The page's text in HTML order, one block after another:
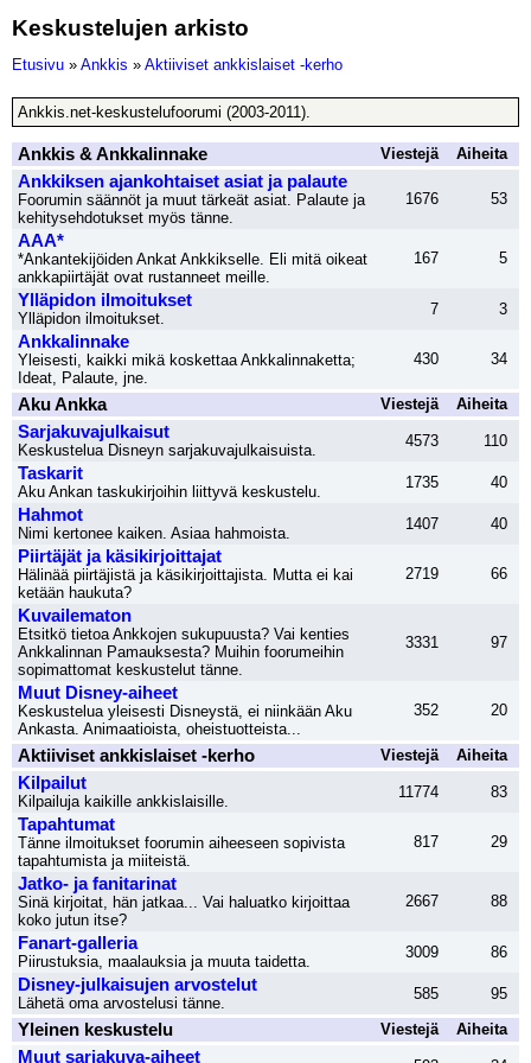
Keskustelujen arkisto
Etusivu » Ankkis » Aktiiviset ankkislaiset -kerho
Ankkis.net-keskustelufoorumi (2003-2011).
Ankkis & Ankkalinnake Viestejä Aiheita
Ankkiksen ajankohtaiset asiat ja palaute
Foorumin säännöt ja muut tärkeät asiat. Palaute ja
kehitysehdotukset myös tänne.
1676 53
AAA*
*Ankantekijöiden Ankat Ankkikselle. Eli mitä oikeat
ankkapiirtäjät ovat rustanneet meille.
167 5
Ylläpidon ilmoitukset
Ylläpidon ilmoitukset.
7 3
Ankkalinnake
Yleisesti, kaikki mikä koskettaa Ankkalinnaketta;
Ideat, Palaute, jne.
430 34
Aku Ankka Viestejä Aiheita
Sarjakuvajulkaisut
Keskustelua Disneyn sarjakuvajulkaisuista.
4573 110
Taskarit
Aku Ankan taskukirjoihin liittyvä keskustelu.
1735 40
Hahmot
Nimi kertonee kaiken. Asiaa hahmoista.
1407 40
Piirtäjät ja käsikirjoittajat
Hälinää piirtäjistä ja käsikirjoittajista. Mutta ei kai
ketään haukuta?
2719 66
Kuvailematon
Etsitkö tietoa Ankkojen sukupuusta? Vai kenties
Ankkalinnan Pamauksesta? Muihin foorumeihin
sopimattomat keskustelut tänne.
3331 97
Muut Disney-aiheet
Keskustelua yleisesti Disneystä, ei niinkään Aku
Ankasta. Animaatioista, oheistuotteista...
352 20
Aktiiviset ankkislaiset -kerho Viestejä Aiheita
Kilpailut
Kilpailuja kaikille ankkislaisille.
11774 83
Tapahtumat
Tänne ilmoitukset foorumin aiheeseen sopivista
tapahtumista ja miiteistä.
817 29
Jatko- ja fanitarinat
Sinä kirjoitat, hän jatkaa... Vai haluatko kirjoittaa
koko jutun itse?
2667 88
Fanart-galleria
Piirustuksia, maalauksia ja muuta taidetta.
3009 86
Disney-julkaisujen arvostelut
Lähetä oma arvostelusi tänne.
585 95
Yleinen keskustelu Viestejä Aiheita
Muut sarjakuva-aiheet